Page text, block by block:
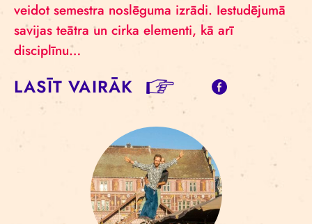
veidot semestra noslēguma izrādi. Iestudējumā
savijas teātra un cirka elementi, kā arī
disciplīnu…
LASĪT VAIRĀK